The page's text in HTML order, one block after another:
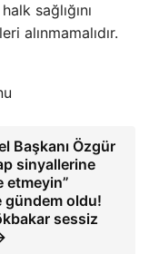
sağlığını
alınmamalıdır.
Başkanı Özgür
sinyallerine
etmeyin”
gündem oldu!
sessiz